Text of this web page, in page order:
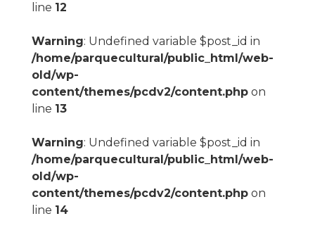
line 12
Warning: Undefined variable $post_id in
/home/parquecultural/public_html/web-
old/wp-
content/themes/pcdv2/content.phpon
line 13
Warning: Undefined variable $post_id in
/home/parquecultural/public_html/web-
old/wp-
content/themes/pcdv2/content.phpon
line 14